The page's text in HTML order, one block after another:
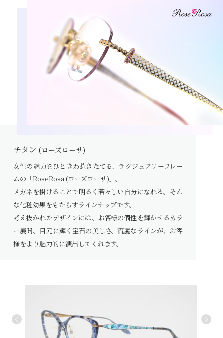
チタン (ローズローサ)
女性の魅力をひときわ惹きたてる、ラグジュアリーフレー
ムの「RoseRosa (ローズローサ)」。
メガネを掛けることで明るく若々しい自分になれる。そん
な化粧効果をもたらすラインナップです。
考え抜かれたデザインには、お客様の個性を輝かせるカラ
ー展開、目元に輝く宝石の美しさ、流麗なラインが、お客
様をより魅力的に演出してくれます。